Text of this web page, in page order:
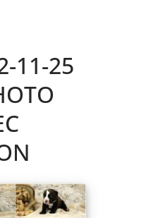
11-25